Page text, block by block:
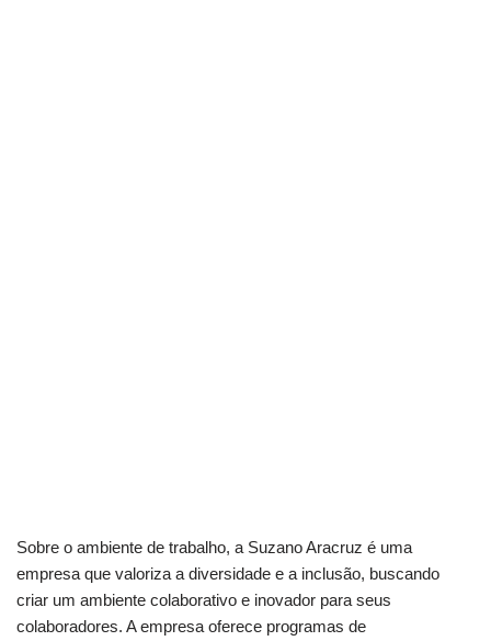
Sobre o ambiente de trabalho, a Suzano Aracruz é uma
empresa que valoriza a diversidade e a inclusão, buscando
criar um ambiente colaborativo e inovador para seus
colaboradores. A empresa oferece programas de